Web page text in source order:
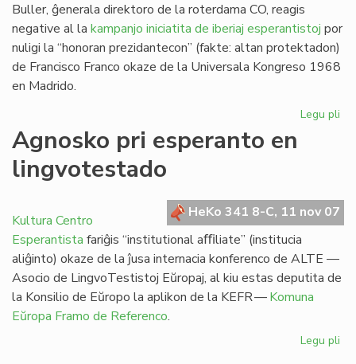
Buller, ĝenerala direktoro de la roterdama CO, reagis
negative al la kampanjo iniciatita de iberiaj esperantistoj por
nuligi la “honoran prezidantecon” (fakte: altan protektadon)
de Francisco Franco okaze de la Universala Kongreso 1968
en Madrido.
Legu pli
Agnosko pri esperanto en
lingvotestado
HeKo 341 8-C, 11 nov 07
Kultura Centro
Esperantista fariĝis “institutional aﬃliate” (institucia
aliĝinto) okaze de la ĵusa internacia konferenco de ALTE —
Asocio de LingvoTestistoj Eŭropaj, al kiu estas deputita de
la Konsilio de Eŭropo la aplikon de la KEFR —Komuna
Eŭropa Framo de Referenco.
Legu pli